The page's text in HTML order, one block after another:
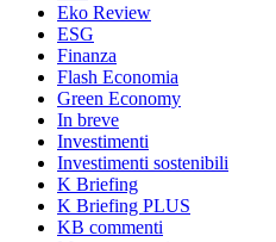
Eko Review
ESG
Finanza
Flash Economia
Green Economy
In breve
Investimenti
Investimenti sostenibili
K Briefing
K Briefing PLUS
KB commenti